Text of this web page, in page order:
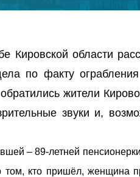
Кировской области
по факту
жители
звуки и,
– 89-летней
кто пришёл, женщина